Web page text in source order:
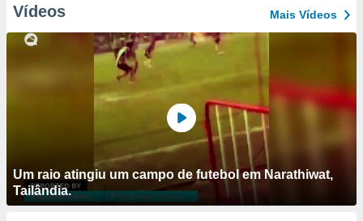
Vídeos Mais Vídeos
Um raio atingiu um campo de futebol em Narathiwat,
Tailândia.